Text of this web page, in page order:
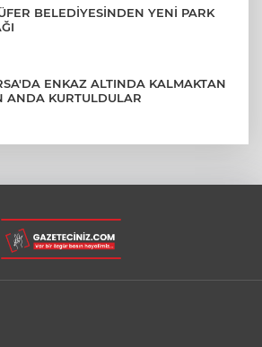
BELEDİYESİNDEN YENİ PARK
ENKAZ ALTINDA KALMAKTAN
ANDA KURTULDULAR
DEPO YANGINI BİNAYA
SÖNDÜRÜLDÜ